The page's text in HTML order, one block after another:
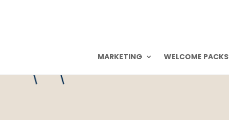
MARKETING WELCOME PACKS